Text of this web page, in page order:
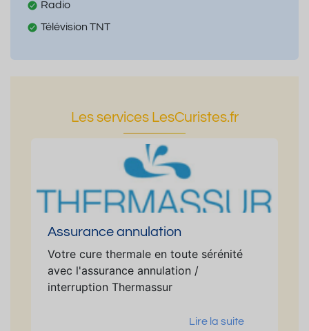
Radio
Télévision TNT
Les services LesCuristes.fr
Assurance annulation
Votre cure thermale en toute sérénité
avec l'assurance annulation /
interruption Thermassur
Lire la suite